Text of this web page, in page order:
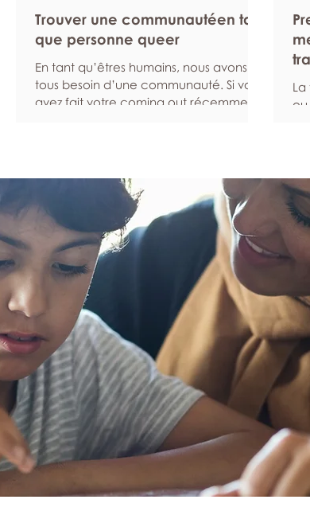
Trouver une communautéen tant
que personne queer
En tant qu’êtres humains, nous avons
tous besoin d’une communauté. Si vous
avez fait votre coming out récemment,
vous aider à trouver la communauté
que vous cherchez. Recherchez une
communauté en ligne Les plateformes
numériques et les réseaux sociaux en
ligne peuvent vous aider à entrer en
relation avec des personnes qui sont s
La